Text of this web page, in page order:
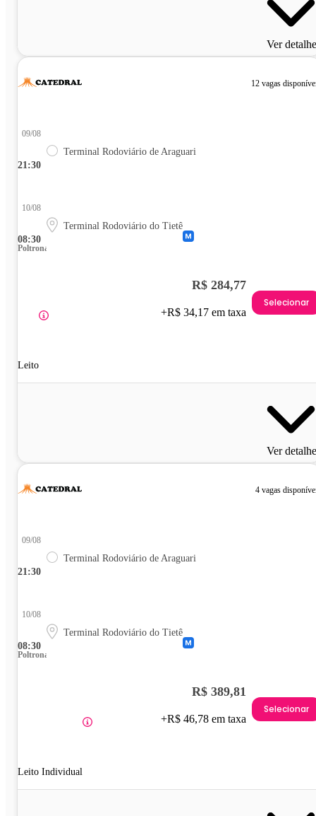
Ver
12 vagas
21:30
09/08
Terminal Rodoviário de Araguari
08:30
10/08
Terminal Rodoviário do Tietê
Poltrona
Leito
R$ 284,77
+R$ 34,17 em taxa
Selecionar
Ver
4 vagas
21:30
09/08
Terminal Rodoviário de Araguari
08:30
10/08
Terminal Rodoviário do Tietê
Poltrona
Leito Individual
R$ 389,81
+R$ 46,78 em taxa
Selecionar